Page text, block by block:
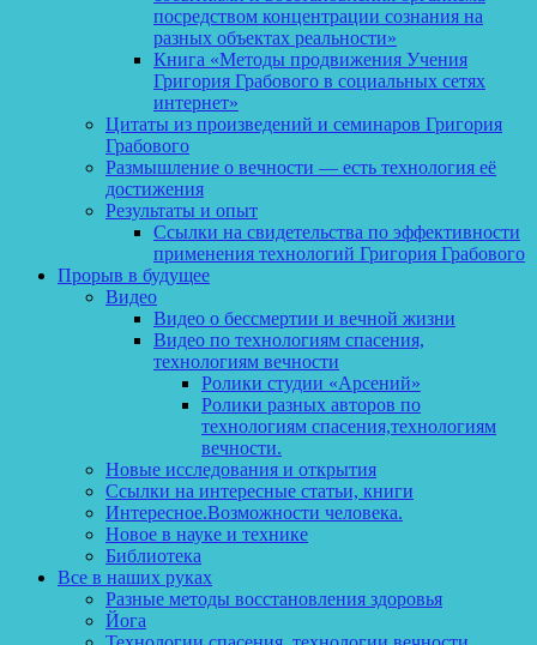
посредством концентрации сознания на
разных объектах реальности»
Книга «Методы продвижения Учения
Григория Грабового в социальных сетях
интернет»
Цитаты из произведений и семинаров Григория
Грабового
Размышление о вечности — есть технология её
достижения
Результаты и опыт
Ссылки на свидетельства по эффективности
применения технологий Григория Грабового
Прорыв в будущее
Видео
Видео о бессмертии и вечной жизни
Видео по технологиям спасения,
технологиям вечности
Ролики студии «Арсений»
Ролики разных авторов по
технологиям спасения,технологиям
вечности.
Новые исследования и открытия
Ссылки на интересные статьи, книги
Интересное.Возможности человека.
Новое в науке и технике
Библиотека
Все в наших руках
Разные методы восстановления здоровья
Йога